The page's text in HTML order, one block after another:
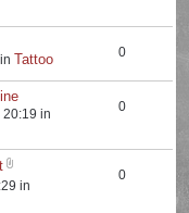
Tattoo 0
in 0
in
0